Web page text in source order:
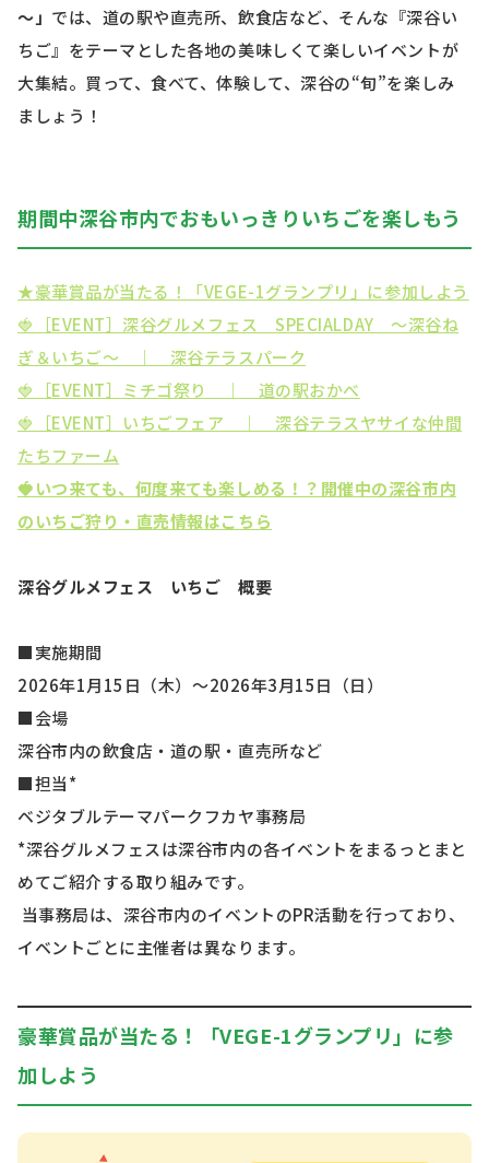
～」 では、道の駅や直売所、飲食店など、そんな『深谷い
ちご』をテーマとした各地の美味しくて楽しいイベントが
大集結。買って、食べて、体験して、深谷の“旬”を楽しみ
ましょう！
期間中深谷市内でおもいっきりいちごを楽しもう
★豪華賞品が当たる！「VEGE-1グランプリ」に参加しよう
🍓［EVENT］深谷グルメフェス SPECIALDAY ～深谷ね
ぎ＆いちご～ ｜ 深谷テラスパーク
🍓［EVENT］ミチゴ祭り ｜ 道の駅おかべ
🍓［EVENT］いちごフェア ｜ 深谷テラスヤサイな仲間
たちファーム
🍓いつ来ても、何度来ても楽しめる！？開催中の深谷市内
のいちご狩り・直売情報はこちら
深谷グルメフェス いちご 概要
■実施期間
2026年1月15日（木）～2026年3月15日（日）
■会場
深谷市内の飲食店・道の駅・直売所など
■担当*
ベジタブルテーマパークフカヤ事務局
*深谷グルメフェスは深谷市内の各イベントをまるっとまと
めてご紹介する取り組みです。
当事務局は、深谷市内のイベントのPR活動を行っており、
イベントごとに主催者は異なります。
豪華賞品が当たる！「VEGE-1グランプリ」に参
加しよう